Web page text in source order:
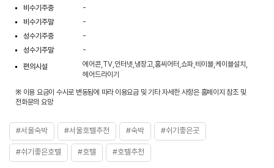
비수기주중
-
비수기주말
-
성수기주중
-
성수기주말
-
편의시설
에어콘,TV,인터넷,냉장고,홈씨어터,쇼파,테이블,케이블설치,
헤어드라이기
※ 이용 요금이 수시로 변동됨에 따라 이용요금 및 기타 자세한 사항은 홈페이지 참조 및
전화문의 요망
#서울숙박 #서울호텔추천 #숙박 #쉬기좋은곳
#쉬기좋은호텔 #호텔 #호텔추천